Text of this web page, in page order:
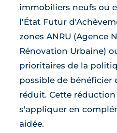
immobiliers neufs ou
l'État Futur
zones ANRU (Agence
Rénovation Urbaine)
prioritaires de la
possible de bénéficier
réduit. Cette réduction
s'appliquer en
aidée.